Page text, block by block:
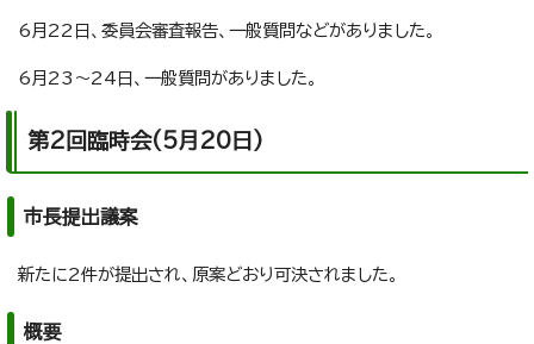
6月22日、委員会審査報告、一般質問などがありました。
6月23～24日、一般質問がありました。
第2回臨時会(5月20日)
市長提出議案
新たに2件が提出され、原案どおり可決されました。
概要